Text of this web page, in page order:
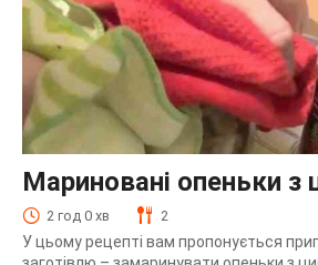
Мариновані опеньки з
2 год 0 хв 2
У цьому рецепті вам пропонується